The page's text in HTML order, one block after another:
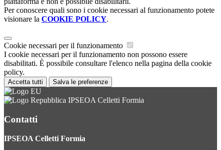
Per conoscere quali sono i cookie necessari al funzionamento potete
visionare la COOKIE POLICY.
Cookie necessari per il funzionamento
I cookie necessari per il funzionamento non possono essere
disabilitati. È possibile consultare l'elenco nella pagina della cookie
policy.
Accetta tutti Salva le preferenze
IPSEOA Celletti Formia
Contatti
IPSEOA Celletti Formia